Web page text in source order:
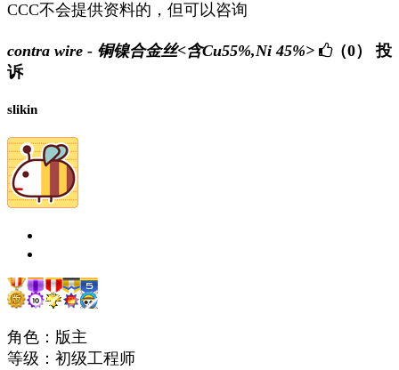
CCC不会提供资料的，但可以咨询
contra wire - 铜镍合金丝<含Cu55%,Ni 45%> （0）
投
诉
slikin
角色：版主
等级：初级工程师